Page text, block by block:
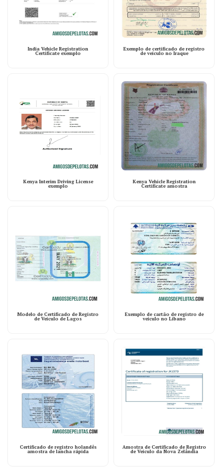
India Vehicle Registration
Certificate exemplo
Exemplo de certificado de registro
de veículo no Iraque
Kenya Interim Driving License
exemplo
Kenya Vehicle Registration
Certificate amostra
Modelo de Certificado de Registro
de Veículo de Lagos
Exemplo de cartão de registro de
veículo no Líbano
Certificado de registro holandês
amostra de lancha rápida
Amostra de Certificado de Registro
de Veículo da Nova Zelândia